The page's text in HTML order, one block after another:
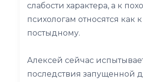
слабости характера, а к
психологам относятся как
постыдному.
Алексей сейчас
последствия запущенной